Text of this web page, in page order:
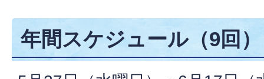
年間スケジュール（9回）